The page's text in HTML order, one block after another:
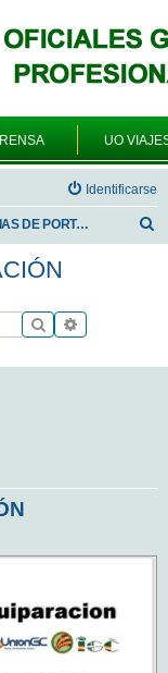
UO
Identificarse
NOTICIAS DE PORTADA
r
Buscar